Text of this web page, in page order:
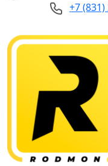
+7